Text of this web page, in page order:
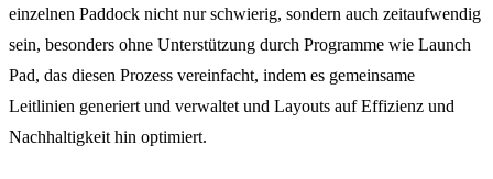
einzelnen Paddock nicht nur schwierig, sondern auch zeitaufwendig
sein, besonders ohne Unterstützung durch Programme wie Launch
Pad, das diesen Prozess vereinfacht, indem es gemeinsame
Leitlinien generiert und verwaltet und Layouts auf Effizienz und
Nachhaltigkeit hin optimiert.